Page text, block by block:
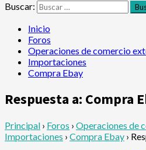
Buscar:
Inicio
Foros
Operaciones de comercio
Importaciones
Compra Ebay
Respuesta a: Compra
Principal › Foros › Operaciones de
Importaciones › Compra Ebay ›